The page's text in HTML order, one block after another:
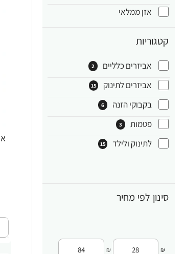
אזן ממלאי
קטגוריות
אביזרים כלליים 2
אביזרים לתינוק 15
בקבוקי הזנה 6
פטמות 3
לתינוק ולילד 15
סינון לפי מחיר
₪
₪